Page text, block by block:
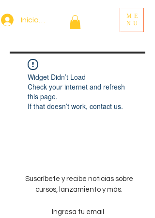
Iniciar sesión
ME
NU
Widget Didn’t Load
Check your internet and refresh
this page.
If that doesn’t work, contact us.
Suscríbete y recibe noticias sobre
cursos, lanzamiento y más.